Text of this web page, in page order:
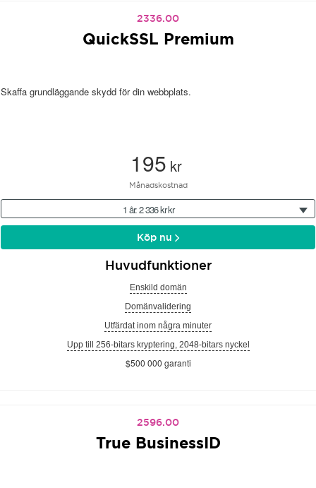
2336.00
QuickSSL Premium
Skaffa grundläggande skydd för din webbplats.
195 kr
Månadskostnad
1 år: 2 336 kr kr
Köp nu
Huvudfunktioner
Enskild domän
Domänvalidering
Utfärdat inom några minuter
Upp till 256-bitars kryptering, 2048-bitars nyckel
$500 000 garanti
2596.00
True BusinessID